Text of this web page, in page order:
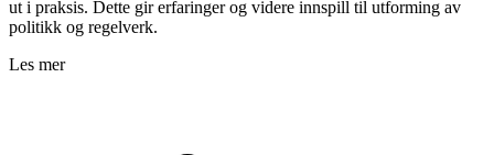
ut i praksis. Dette gir erfaringer og videre innspill til utforming av
politikk og regelverk.
Les mer